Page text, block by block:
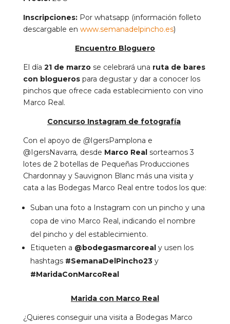
Inscripciones:Por whatsapp (información folleto
descargable en www.semanadelpincho.es)
Encuentro Bloguero
El día 21 de marzo se celebrará una ruta de bares
con bloguerospara degustar y dar a conocer los
pinchos que ofrece cada establecimiento con vino
Marco Real.
Concurso Instagram de fotografía
Con el apoyo de @IgersPamplona e
@IgersNavarra, desde Marco Real sorteamos 3
lotes de 2 botellas de Pequeñas Producciones
Chardonnay y Sauvignon Blanc más una visita y
cata a las Bodegas Marco Real entre todos los que:
Suban una foto a Instagram con un pincho y una
copa de vino Marco Real, indicando el nombre
del pincho y del establecimiento.
Etiqueten a @bodegasmarcoreal y usen los
hashtags #SemanaDelPincho23y
#MaridaConMarcoReal
Marida con Marco Real
¿Quieres conseguir una visita a Bodegas Marco